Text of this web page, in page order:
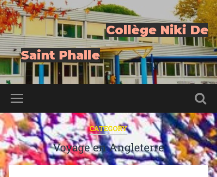
Collège Niki De
Saint Phalle
CATEGORY
Voyage en Angleterre